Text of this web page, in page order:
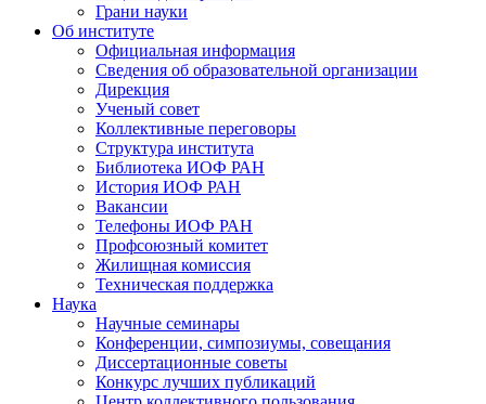
Грани науки
Об институте
Официальная информация
Сведения об образовательной организации
Дирекция
Ученый совет
Коллективные переговоры
Структура института
Библиотека ИОФ РАН
История ИОФ РАН
Вакансии
Телефоны ИОФ РАН
Профсоюзный комитет
Жилищная комиссия
Техническая поддержка
Наука
Научные семинары
Конференции, симпозиумы, совещания
Диссертационные советы
Конкурс лучших публикаций